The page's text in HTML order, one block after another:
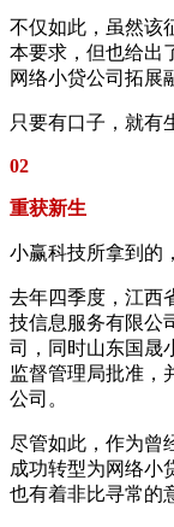
不仅如此，虽然该
本要求，但也给出
网络小贷公司拓展
只要有口子，就有
02
重获新生
小赢科技所拿到的
去年四季度，江西
技信息服务有限公
司，同时山东国晟
监督管理局批准，
公司。
尽管如此，作为曾
成功转型为网络小
也有着非比寻常的